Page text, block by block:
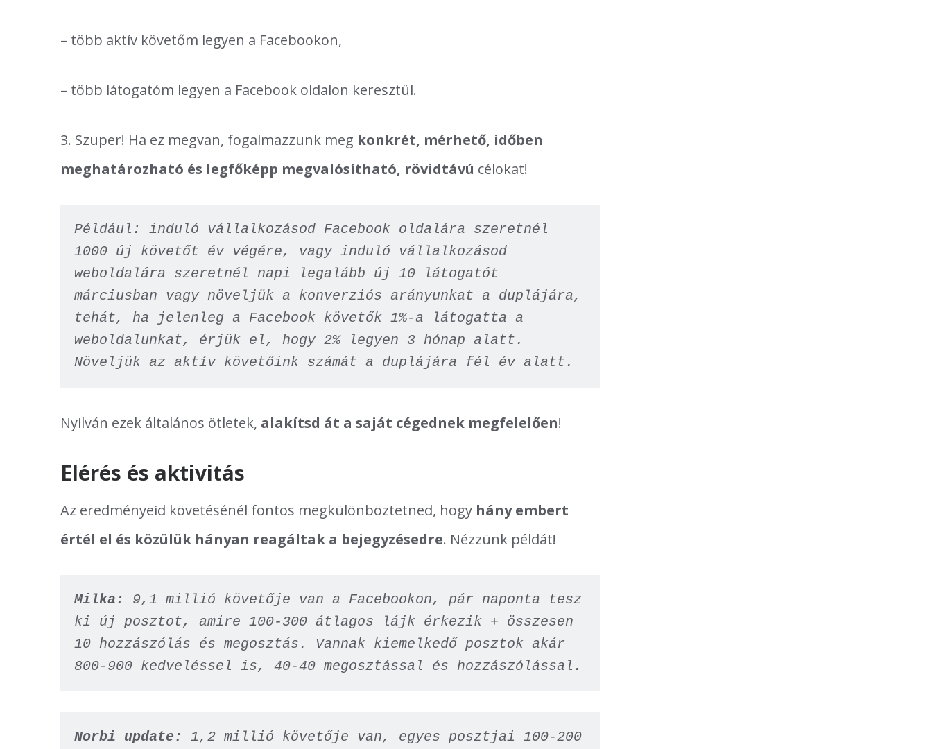
– több aktív követőm legyen a Facebookon,
– több látogatóm legyen a Facebook oldalon keresztül.
3. Szuper! Ha ez megvan, fogalmazzunk meg konkrét, mérhető, időben
meghatározható és legfőképp megvalósítható, rövidtávú célokat!
Például: induló vállalkozásod Facebook oldalára szeretnél
1000 új követőt év végére, vagy induló vállalkozásod
weboldalára szeretnél napi legalább új 10 látogatót
márciusban vagy növeljük a konverziós arányunkat a duplájára,
tehát, ha jelenleg a Facebook követők 1%-a látogatta a
weboldalunkat, érjük el, hogy 2% legyen 3 hónap alatt.
Növeljük az aktív követőink számát a duplájára fél év alatt.
Nyilván ezek általános ötletek, alakítsd át a saját cégednek megfelelően!
Elérés és aktivitás
Az eredményeid követésénél fontos megkülönböztetned, hogy hány embert
értél el és közülük hányan reagáltak a bejegyzésedre. Nézzünk példát!
Milka: 9,1 millió követője van a Facebookon, pár naponta tesz
ki új posztot, amire 100-300 átlagos lájk érkezik + összesen
10 hozzászólás és megosztás. Vannak kiemelkedő posztok akár
800-900 kedveléssel is, 40-40 megosztással és hozzászólással.
Norbi update: 1,2 millió követője van, egyes posztjai 100-200